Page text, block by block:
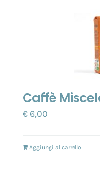
Caffè
€ 6,00
Aggiungi al carrello